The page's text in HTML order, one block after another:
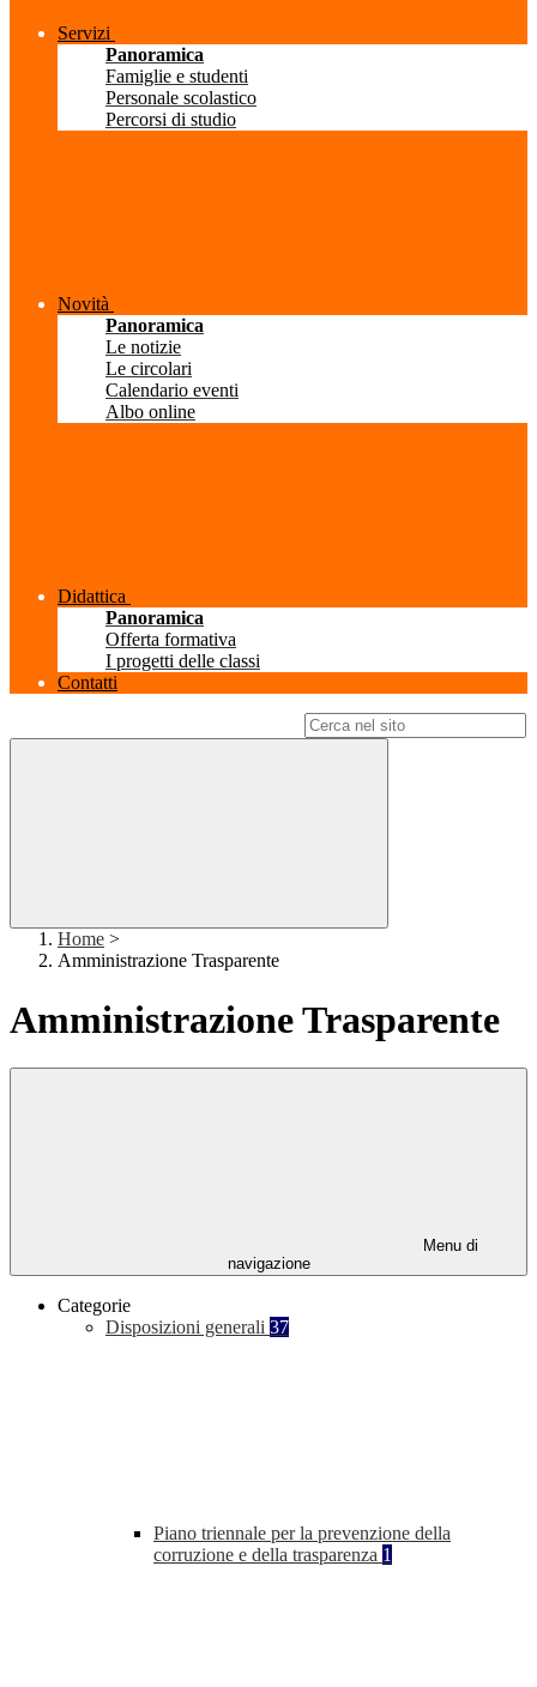
Servizi
Panoramica
Famiglie e studenti
Personale scolastico
Percorsi di studio
Novità
Panoramica
Le notizie
Le circolari
Calendario eventi
Albo online
Didattica
Panoramica
Offerta formativa
I progetti delle classi
Contatti
Home >
Amministrazione Trasparente
Amministrazione Trasparente
Menu di
navigazione
Categorie
Disposizioni generali 37
Piano triennale per la prevenzione della
corruzione e della trasparenza 1